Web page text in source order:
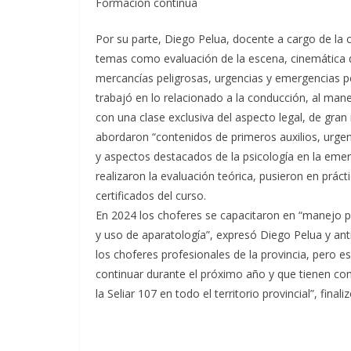
Por su parte, Diego Pelua, docente a cargo de
temas como evaluación de la escena,
mercancías peligrosas, urgencias y emergencias
trabajó en lo relacionado a la conducción, al
con una clase exclusiva del aspecto legal, de
abordaron “contenidos de primeros auxilios,
y aspectos destacados de la psicología en la
realizaron la evaluación teórica, pusieron en
certificados del curso.
En 2024 los choferes se capacitaron en
y uso de aparatología”, expresó Diego Pelua y
los choferes profesionales de la provincia, pero
continuar durante el próximo año y que tienen
la Seliar 107 en todo el territorio provincial”,